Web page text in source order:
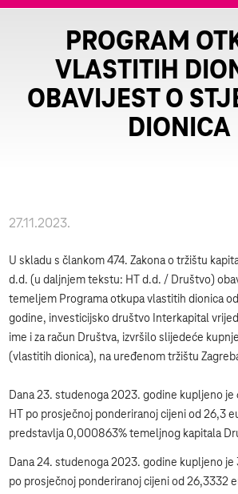
PROGRAM
VLASTITIH
OBAVIJEST O
DIONICA
27.11.2023.
U skladu s člankom 474. Zakona o tržištu
d.d. (u daljnjem tekstu: HT d.d. / Društvo)
temeljem Programa otkupa vlastitih dionica
godine, investicijsko društvo Interkapital
ime i za račun Društva, izvršilo slijedeće
(vlastitih dionica), na uređenom tržištu
Dana 23. studenoga 2023. godine kupljeno je
HT po prosječnoj ponderiranoj cijeni od 26,3
predstavlja 0,000863% temeljnog kapitala
Dana 24. studenoga 2023. godine kupljeno je
po prosječnoj ponderiranoj cijeni od 26,3332